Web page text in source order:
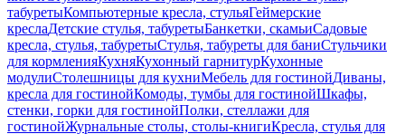
табуретыКомпьютерные кресла, стульяГеймерские
креслаДетские стулья, табуретыБанкетки, скамьиСадовые
кресла, стулья, табуретыСтулья, табуреты для баниСтульчики
для кормленияКухняКухонный гарнитурКухонные
модулиСтолешницы для кухниМебель для гостинойДиваны,
кресла для гостинойКомоды, тумбы для гостинойШкафы,
стенки, горки для гостинойПолки, стеллажи для
гостинойЖурнальные столы, столы-книгиКресла, стулья для